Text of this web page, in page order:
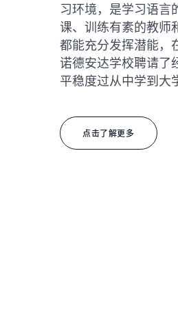
习环境，是学习语言
课、训练有素的教师
都能充分发挥潜能，
诺德安达学校聘请了
平稳度过从中学到大
点击了解更多